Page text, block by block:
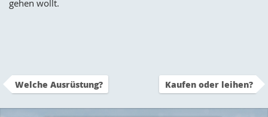
gehen wollt.
Welche Ausrüstung? Kaufen oder leihen?